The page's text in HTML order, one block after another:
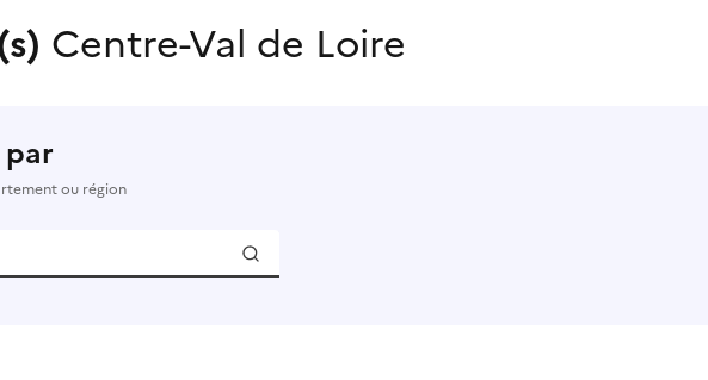
Centre-Val de Loire
par
ou région